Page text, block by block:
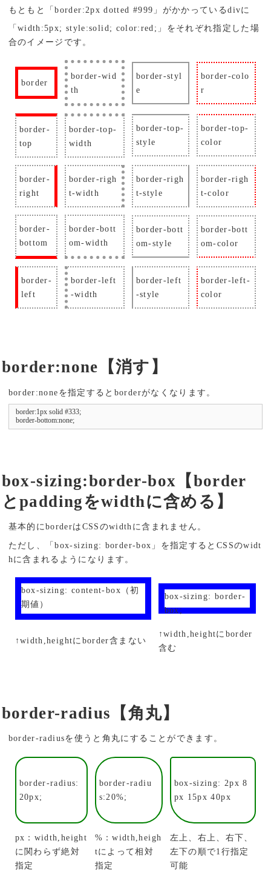
もともと「border:2px dotted #999」がかかっているdivに
「width:5px; style:solid; color:red;」をそれぞれ指定した場
合のイメージです。
border
border-wid
th
border-styl
e
border-colo
r
border-
top
border-top-
width
border-top-
style
border-top-
color
border-
right
border-righ
t-width
border-righ
t-style
border-righ
t-color
border-
bottom
border-bott
om-width
border-bott
om-style
border-bott
om-color
border-
left
border-left
-width
border-left
-style
border-left-
color
border:none【消す】
border:noneを指定するとborderがなくなります。
border:1px solid #333;
border-bottom:none;
box-sizing:border-box【border
とpaddingをwidthに含める】
基本的にborderはCSSのwidthに含まれません。
ただし、「box-sizing: border-box」を指定するとCSSのwidt
hに含まれるようになります。
box-sizing: content-box（初
期値）
box-sizing: border-
box;
↑width,heightにborder含まない
↑width,heightにborder
含む
border-radius【角丸】
border-radiusを使うと角丸にすることができます。
border-radius:
20px;
border-radiu
s:20%;
box-sizing: 2px 8
px 15px 40px
px：width,height
に関わらず絶対
指定
%：width,heigh
tによって相対
指定
左上、右上、右下、
左下の順で1行指定
可能